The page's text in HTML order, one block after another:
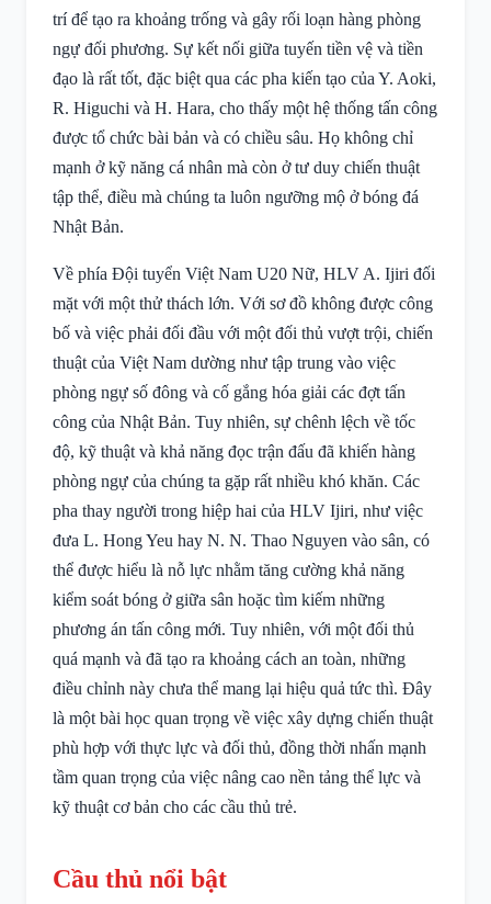
trí để tạo ra khoảng trống và gây rối loạn hàng phòng
ngự đối phương. Sự kết nối giữa tuyến tiền vệ và tiền
đạo là rất tốt, đặc biệt qua các pha kiến tạo của Y. Aoki,
R. Higuchi và H. Hara, cho thấy một hệ thống tấn công
được tổ chức bài bản và có chiều sâu. Họ không chỉ
mạnh ở kỹ năng cá nhân mà còn ở tư duy chiến thuật
tập thể, điều mà chúng ta luôn ngưỡng mộ ở bóng đá
Nhật Bản.
Về phía Đội tuyển Việt Nam U20 Nữ, HLV A. Ijiri đối
mặt với một thử thách lớn. Với sơ đồ không được công
bố và việc phải đối đầu với một đối thủ vượt trội, chiến
thuật của Việt Nam dường như tập trung vào việc
phòng ngự số đông và cố gắng hóa giải các đợt tấn
công của Nhật Bản. Tuy nhiên, sự chênh lệch về tốc
độ, kỹ thuật và khả năng đọc trận đấu đã khiến hàng
phòng ngự của chúng ta gặp rất nhiều khó khăn. Các
pha thay người trong hiệp hai của HLV Ijiri, như việc
đưa L. Hong Yeu hay N. N. Thao Nguyen vào sân, có
thể được hiểu là nỗ lực nhằm tăng cường khả năng
kiểm soát bóng ở giữa sân hoặc tìm kiếm những
phương án tấn công mới. Tuy nhiên, với một đối thủ
quá mạnh và đã tạo ra khoảng cách an toàn, những
điều chỉnh này chưa thể mang lại hiệu quả tức thì. Đây
là một bài học quan trọng về việc xây dựng chiến thuật
phù hợp với thực lực và đối thủ, đồng thời nhấn mạnh
tầm quan trọng của việc nâng cao nền tảng thể lực và
kỹ thuật cơ bản cho các cầu thủ trẻ.
Cầu thủ nổi bật